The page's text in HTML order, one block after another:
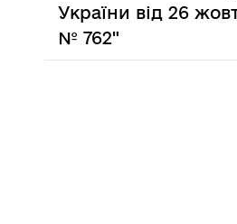
України від 26
№ 762"